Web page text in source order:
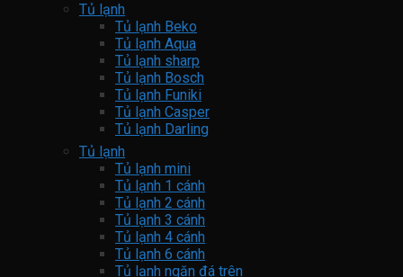
Tủ lạnh
Tủ lạnh Beko
Tủ lạnh Aqua
Tủ lạnh sharp
Tủ lạnh Bosch
Tủ lạnh Funiki
Tủ lạnh Casper
Tủ lạnh Darling
Tủ lạnh
Tủ lạnh mini
Tủ lạnh 1 cánh
Tủ lạnh 2 cánh
Tủ lạnh 3 cánh
Tủ lạnh 4 cánh
Tủ lạnh 6 cánh
Tủ lạnh ngăn đá trên